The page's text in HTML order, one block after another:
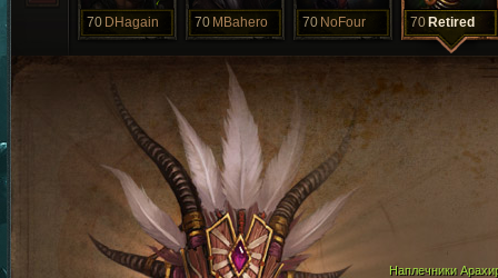
70 DHagain 70 MBahero 70 NoFour 70 Retired
Наплечники